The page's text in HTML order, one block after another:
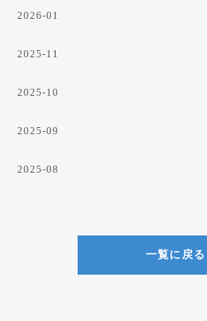
2026-01
2025-11
2025-10
2025-09
2025-08
一覧に戻る